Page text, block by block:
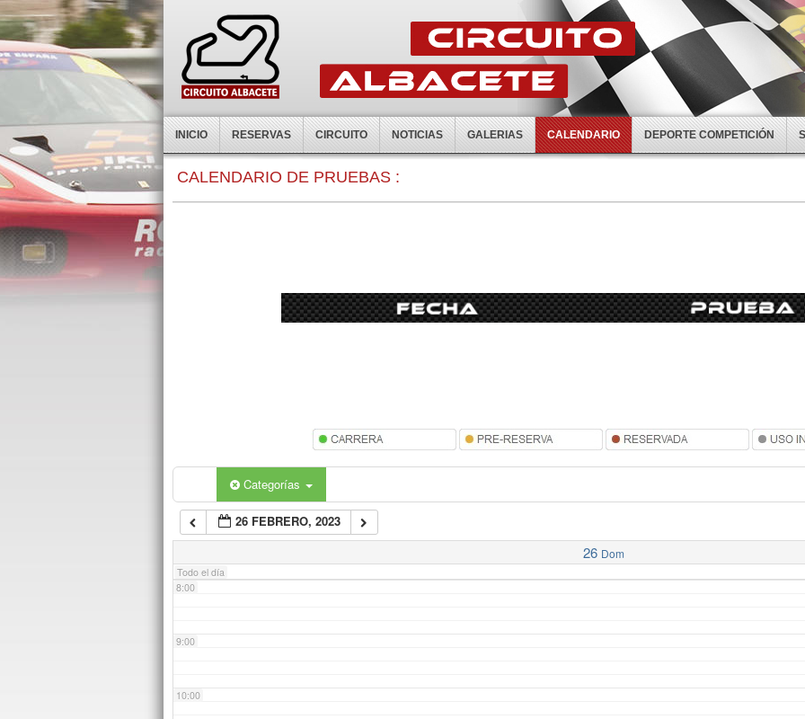
INICIO RESERVAS CIRCUITO NOTICIAS GALERIAS CALENDARIO DEPORTE COMPETICIÓN
CALENDARIO DE PRUEBAS :
Categorías
26 FEBRERO, 2023
26 Dom
Todo el día
0:00
7:00
8:00
9:00
10:00